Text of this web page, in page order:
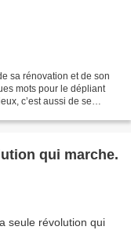
sa rénovation et de son
mots pour le dépliant
c’est aussi de se
qui marche.